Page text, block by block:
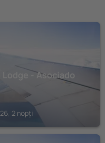
Lodge - Asociado
2 nopți